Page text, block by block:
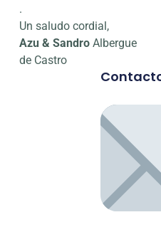
.
Un saludo cordial,
Azu & SandroAlbergue
de Castro